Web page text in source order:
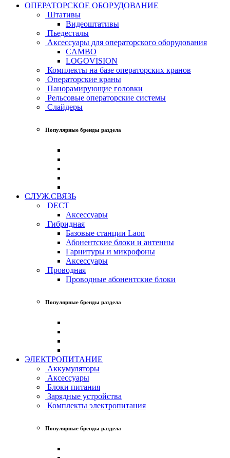
ОПЕРАТОРСКОЕ ОБОРУДОВАНИЕ
Штативы
Видеоштативы
Пьедесталы
Аксессуары для операторского оборудования
CAMBO
LOGOVISION
Комплекты на базе операторских кранов
Операторские краны
Панорамирующие головки
Рельсовые операторские системы
Слайдеры
Популярные бренды раздела
СЛУЖ.СВЯЗЬ
DECT
Аксессуары
Гибридная
Базовые станции Laon
Абонентские блоки и антенны
Гарнитуры и микрофоны
Аксессуары
Проводная
Проводные абонентские блоки
Популярные бренды раздела
ЭЛЕКТРОПИТАНИЕ
Аккумуляторы
Аксессуары
Блоки питания
Зарядные устройства
Комплекты электропитания
Популярные бренды раздела